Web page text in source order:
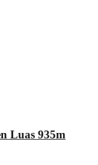
Luas 935m